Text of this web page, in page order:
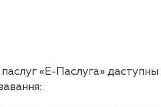
«Е-Паслуга»